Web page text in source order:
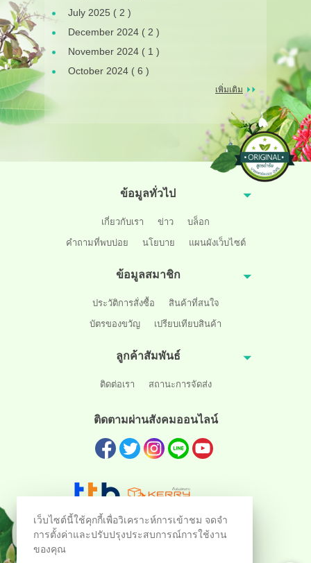
July 2025 ( 2 )
December 2024 ( 2 )
November 2024 ( 1 )
October 2024 ( 6 )
เพิ่มเติม
ข้อมูลทั่วไป
เกี่ยวกับเรา ข่าว
บล็อก
คำถามที่พบบ่อย
นโยบาย แผนผังเว็บไซต์
ข้อมูลสมาชิก
ประวัติการสั่งซื้อ
สินค้าที่สนใจ
บัตรของขวัญ
เปรียบเทียบสินค้า
ลูกค้าสัมพันธ์
ติดต่อเรา สถานะการจัดส่ง
ติดตามผ่านสังคมออนไลน์
เว็บไซต์นี้ใช้คุกกี้เพื่อวิเคราะห์การเข้าชม จดจำ
การตั้งค่าและปรับปรุงประสบการณ์การใช้งาน
ของคุณ